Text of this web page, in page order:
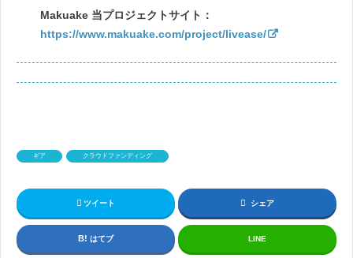
Makuake 当プロジェクトサイト：
https://www.makuake.com/project/livease/
ギア クラウドファンディング
ツイート シェア
はてブ LINE